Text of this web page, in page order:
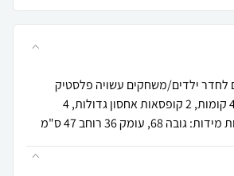
לחדר ילדים/משחקים עשויה פלסטיק
איכותי ועמיד בעלת 4 קומות, 2 קופסאות אחסון גדולות, 4
עומק 36 רוחב 47 ס"מ